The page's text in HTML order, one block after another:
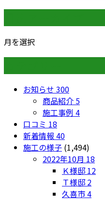
月を選択
お知らせ 300
商品紹介 5
施工事例 4
口コミ 18
新着情報 40
施工の様子 (1,494)
2022年10月 18
Ｋ様邸 12
Ｔ様邸 2
久喜市4